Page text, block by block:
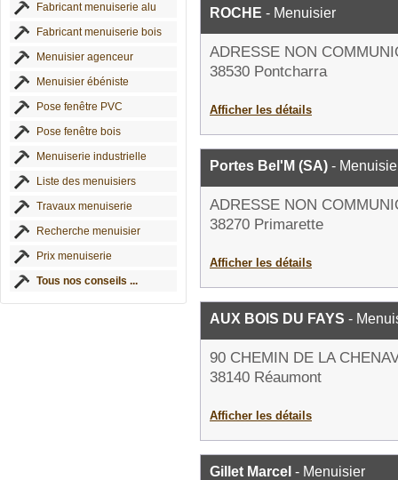
Fabricant menuiserie alu
Fabricant menuiserie bois
Menuisier agenceur
Menuisier ébéniste
Pose fenêtre PVC
Pose fenêtre bois
Menuiserie industrielle
Liste des menuisiers
Travaux menuiserie
Recherche menuisier
Prix menuiserie
Tous nos conseils ...
ROCHE - Menuisier
ADRESSE NON
38530 Pontcharra
Afficher les détails
Portes Bel'M (SA) -
ADRESSE NON
38270 Primarette
Afficher les détails
AUX BOIS DU FAYS -
90 CHEMIN DE LA
38140 Réaumont
Afficher les détails
Gillet Marcel - Menuisier